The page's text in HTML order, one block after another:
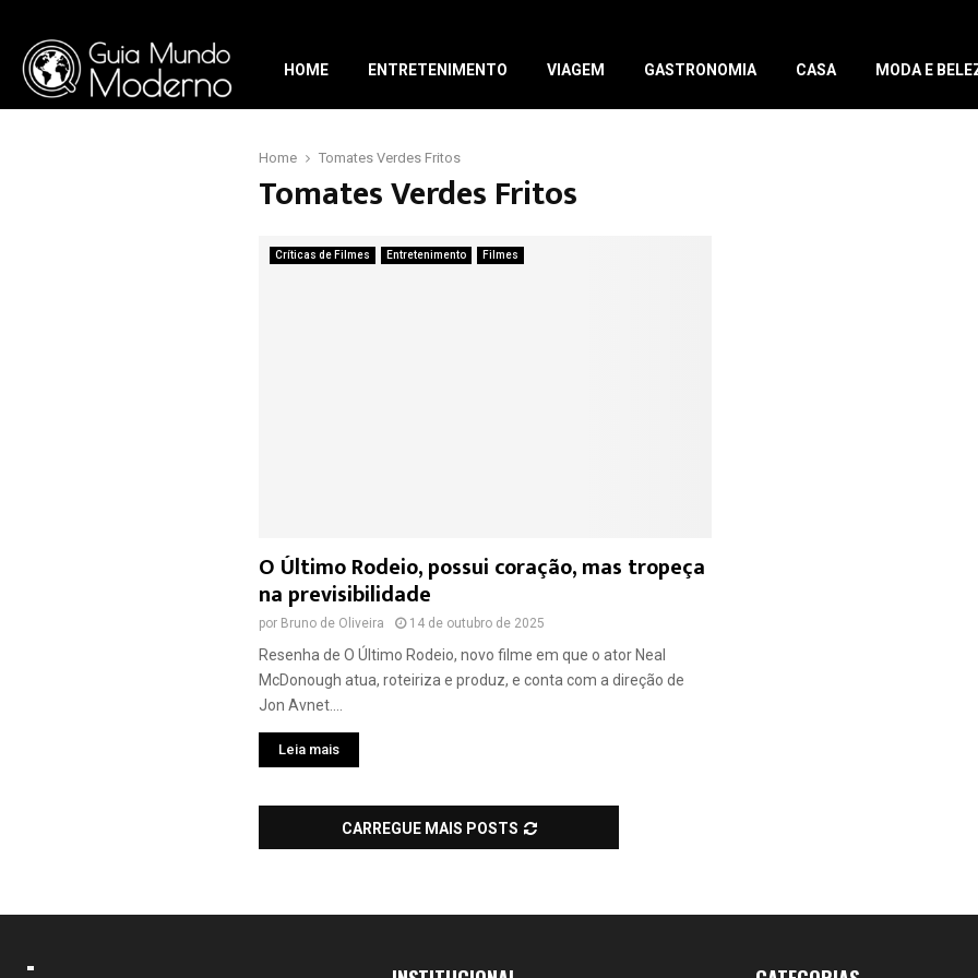
HOME ENTRETENIMENTO VIAGEM GASTRONOMIA CASA MODA E
Home Tomates Verdes Fritos
Tomates Verdes Fritos
Críticas de Filmes Entretenimento Filmes
O Último Rodeio, possui coração, mas tropeça
na previsibilidade
por Bruno de Oliveira 14 de outubro de 2025
Resenha de O Último Rodeio, novo filme em que o ator Neal
McDonough atua, roteiriza e produz, e conta com a direção de
Jon Avnet....
Leia mais
CARREGUE MAIS POSTS